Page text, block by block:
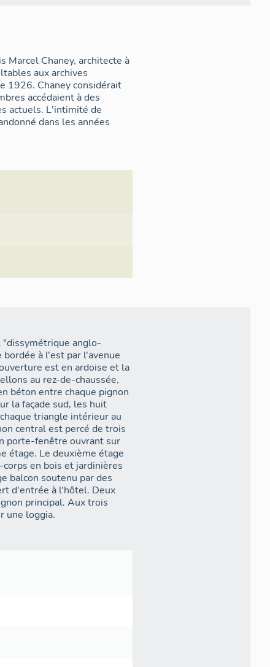
Chaney, architecte à
aux archives
1926. Chaney considérait
accédaient à des
actuels. L'intimité de
dans les années
"dissymétrique anglo-
à l'est par l'avenue
est en ardoise et la
au rez-de-chaussée,
béton entre chaque pignon
la façade sud, les huit
triangle intérieur au
central est percé de trois
porte-fenêtre ouvrant sur
étage. Le deuxième étage
en bois et jardinières
balcon soutenu par des
d'entrée à l'hôtel. Deux
principal. Aux trois
une loggia.